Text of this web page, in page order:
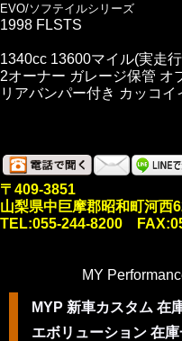
EVO/ソフテイルシリーズ
1998 FLSTS
1340cc 13600マイル(実走
2オーナー ガレージ保管 オ
リアバンパー付き カッコイ
〒409-3851
山梨県中巨摩郡昭和町河西
TEL:055-244-8200
MY
MYP 新車カスタム 在
エボリューション 在